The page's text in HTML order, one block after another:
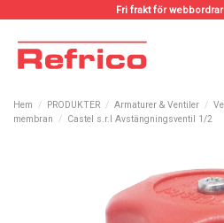
Fri frakt för
Hem PRODUKTER Armaturer & Ventiler
membran
Castel s.r.l Avstängningsventil 1/2